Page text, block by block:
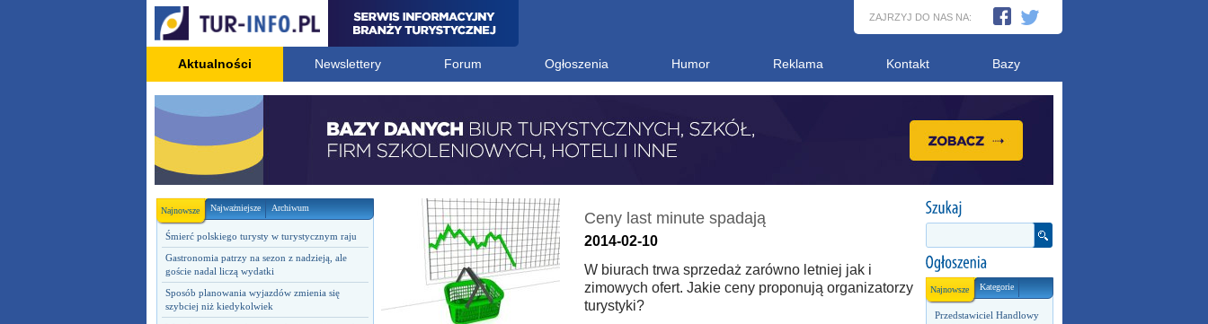
ZAJRZYJ DO NAS NA:
Aktualności Newslettery Forum Ogłoszenia Humor Reklama Kontakt Bazy
Najnowsze Najważniejsze Archiwum
Śmierć polskiego turysty w turystycznym raju
Gastronomia patrzy na sezon z nadzieją, ale
goście nadal liczą wydatki
Sposób planowania wyjazdów zmienia się
szybciej niż kiedykolwiek
Najnowsze Kategorie
Przedstawiciel Handlowy
Ceny last minute spadają
2014-02-10
W biurach trwa sprzedaż zarówno letniej jak i
zimowych ofert. Jakie ceny proponują organizatorzy
turystyki?